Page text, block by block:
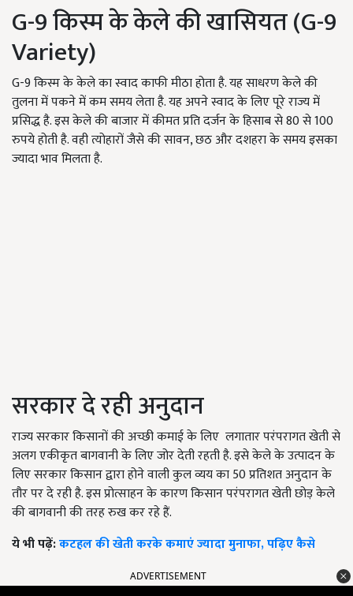
G-9किस्म के केले की खासियत (G-9
Variety)
G-9किस्म के केले का स्वाद काफी मीठा होता है. यह साधरण केले की
तुलना में पकने में कम समय लेता है. यह अपने स्वाद के लिए पूरे राज्य में
प्रसिद्ध है. इस केले की बाजार में कीमत प्रति दर्जन के हिसाब से80से100
रुपये होती है. वही त्योहारों जैसे की सावन,छठ और दशहरा के समय इसका
ज्यादा भाव मिलता है.
सरकार दे रही अनुदान
राज्य सरकार किसानों की अच्छी कमाई के लिए लगातार परंपरागत खेती से
अलग एकीकृत बागवानी के लिए जोर देती रहती है. इसे केले के उत्पादन के
लिए सरकार किसान द्वारा होने वाली कुल व्यय का50प्रतिशत अनुदान के
तौर पर दे रही है. इस प्रोत्साहन के कारण किसान परंपरागत खेती छोड़ केले
की बागवानी की तरह रुख कर रहे हैं.
ये भी पढ़ें:कटहल की खेती करके कमाएं ज्यादा मुनाफा, पढ़िए कैसे
ADVERTISEMENT